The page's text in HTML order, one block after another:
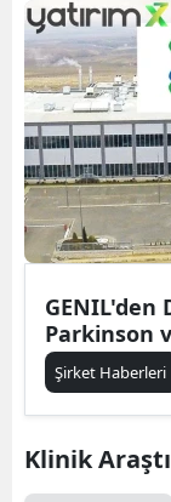
GENIL'den
Parkinson
Şirket Haberleri
Klinik